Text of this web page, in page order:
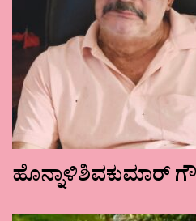
ಹೊನ್ನಾಳಿಶಿವಕುಮಾರ್